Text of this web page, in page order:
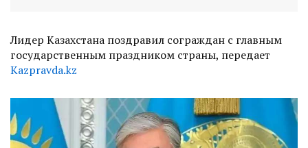
Лидер Казахстана поздравил сограждан с главным
государственным праздником страны, передает
Kazpravda.kz